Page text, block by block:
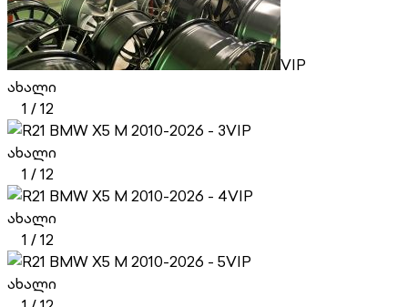
VIP
ახალი
1 /12
VIP
ახალი
1 /12
VIP
ახალი
1 /12
VIP
ახალი